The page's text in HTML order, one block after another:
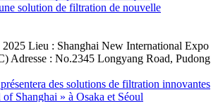
solution de filtration de nouvelle
Lieu : Shanghai New International Expo
Adresse : No.2345 Longyang Road, Pudong